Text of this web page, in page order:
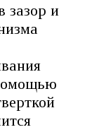
зазор и